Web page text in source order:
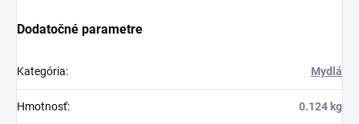
Dodatočné parametre
Kategória: Mydlá
Hmotnosť: 0.124 kg